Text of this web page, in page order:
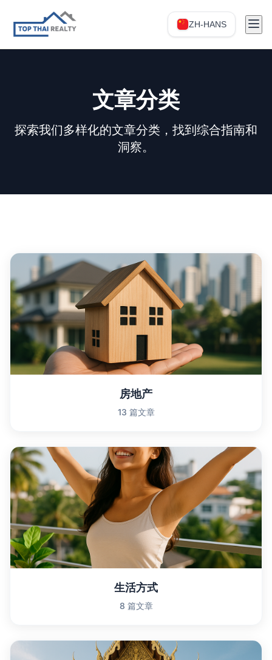
ZH-HANS
文章分类
探索我们多样化的文章分类，找到综合指南和
洞察。
房地产
13 篇文章
生活方式
8 篇文章